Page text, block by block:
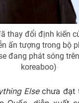
thay đổi định kiến
ấn tượng trong bộ
đang phát sóng
koreaboo)
Elsechưa đạt